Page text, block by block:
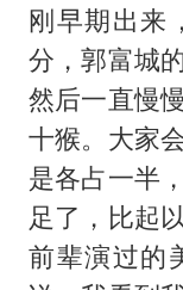
刚早期出来
分，郭富城
然后一直慢
十猴。大家
是各占一半
足了，比起
前辈演过的